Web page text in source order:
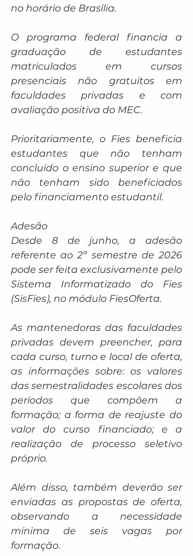
no horário de Brasília.
O programa federal financia a
graduação de estudantes
matriculados em cursos
presenciais não gratuitos em
faculdades privadas e com
avaliação positiva do MEC.
Prioritariamente, o Fies beneficia
estudantes que não tenham
concluído o ensino superior e que
não tenham sido beneficiados
pelo financiamento estudantil.
Adesão
Desde 8 de junho, a adesão
referente ao 2º semestre de 2026
pode ser feita exclusivamente pelo
Sistema Informatizado do Fies
(SisFies), no módulo FiesOferta.
As mantenedoras das faculdades
privadas devem preencher, para
cada curso, turno e local de oferta,
as informações sobre: os valores
das semestralidades escolares dos
períodos que compõem a
formação; a forma de reajuste do
valor do curso financiado; e a
realização de processo seletivo
próprio.
Além disso, também deverão ser
enviadas as propostas de oferta,
observando a necessidade
mínima de seis vagas por
formação.